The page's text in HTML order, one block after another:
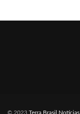
© 2023 Terra Brasil Notícias